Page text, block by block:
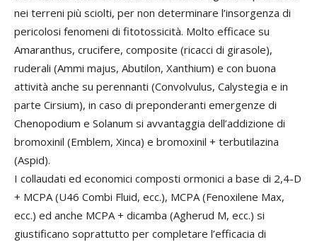
nei terreni più sciolti, per non determinare l’insorgenza di
pericolosi fenomeni di fitotossicità. Molto efficace su
Amaranthus, crucifere, composite (ricacci di girasole),
ruderali (Ammi majus, Abutilon, Xanthium) e con buona
attività anche su perennanti (Convolvulus, Calystegia e in
parte Cirsium), in caso di preponderanti emergenze di
Chenopodium e Solanum si avvantaggia dell’addizione di
bromoxinil (Emblem, Xinca) e bromoxinil + terbutilazina
(Aspid).
I collaudati ed economici composti ormonici a base di 2,4-D
+ MCPA (U46 Combi Fluid, ecc.), MCPA (Fenoxilene Max,
ecc.) ed anche MCPA + dicamba (Agherud M, ecc.) si
giustificano soprattutto per completare l’efficacia di